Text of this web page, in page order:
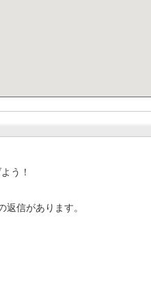
う！
信があります。